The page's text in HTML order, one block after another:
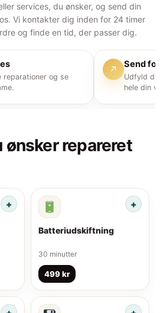
services, du ønsker, og send din
Vi kontakter dig inden for 24 timer
og finde en tid, der passer dig.
reparationer og se
↗ Send
Udfyld
hele din
repareret
Batteriudskiftning
30 minutter
499 kr